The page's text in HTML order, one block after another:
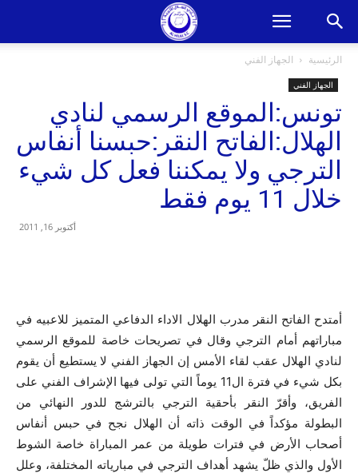
الرئيسية الجهاز الفني
الجهاز الفني
تونس:الموقع الرسمي لنادي
الهلال:الفاتح النقر:حبسنا أنفاس
الترجي ولا يمكننا فعل كل شيء
خلال 11 يوم فقط
أكتوبر 16, 2011
أمتدح الفاتح النقر مدرب الهلال الاداء الدفاعي المتميز للاعبيه في
مباراتهم أمام الترجي وقال في تصريحات خاصة للموقع الرسمي
لنادي الهلال عقب لقاء الأمس إن الجهاز الفني لا يستطيع أن يقوم
بكل شيء في فترة ال11 يوماً التي تولى فيها الإشراف الفني على
الفريق، وأقرّ النقر بأحقية الترجي بالترشج للدور النهائي من
البطولة مؤكداً في الوقت ذاته أن الهلال نجح في حبس أنفاس
أصحاب الأرض في فترات طويلة من عمر المباراة خاصة الشوط
الأول والذي ظلّ يشهد أهداف الترجي في مبارياته المختلفة، وعلل